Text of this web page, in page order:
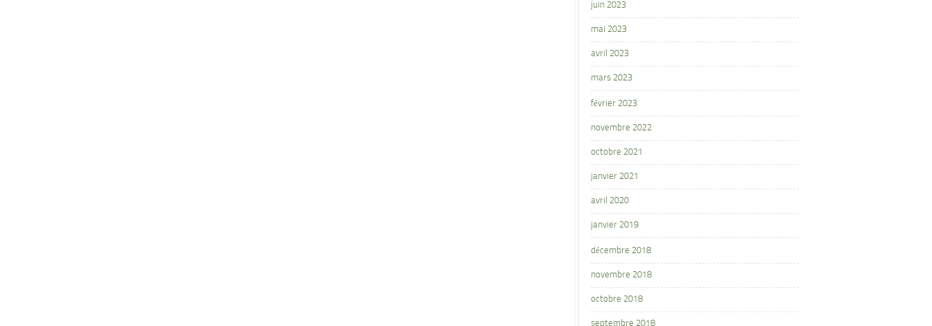
juin 2023
mai 2023
avril 2023
mars 2023
février 2023
novembre 2022
octobre 2021
janvier 2021
avril 2020
janvier 2019
décembre 2018
novembre 2018
octobre 2018
septembre 2018